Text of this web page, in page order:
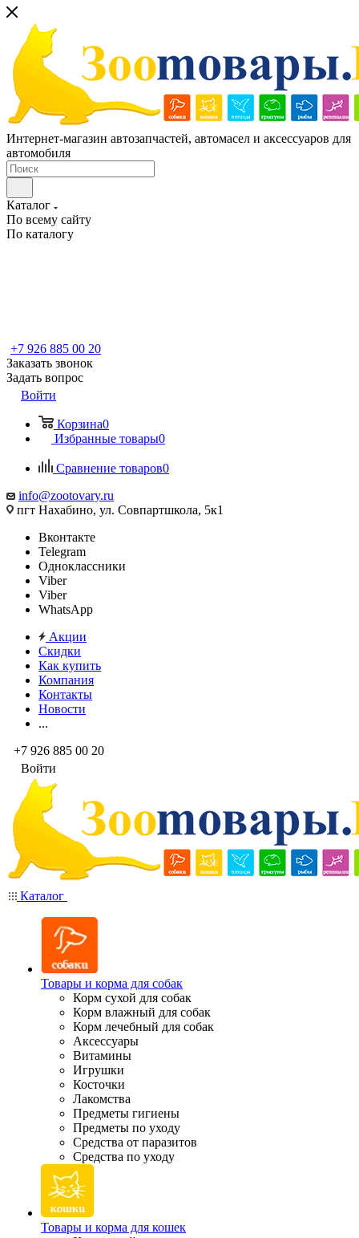
Интернет-магазин автозапчастей, автомасел и аксессуаров для
автомобиля
Каталог
По всему сайту
По каталогу
+7 926 885 00 20
Заказать звонок
Задать вопрос
Войти
Корзина0
Избранные товары0
Сравнение товаров0
info@zootovary.ru
пгт Нахабино, ул. Совпартшкола, 5к1
Вконтакте
Telegram
Одноклассники
Viber
Viber
WhatsApp
Акции
Скидки
Как купить
Компания
Контакты
Новости
...
+7 926 885 00 20
Войти
Каталог
Товары и корма для собак
Корм сухой для собак
Корм влажный для собак
Корм лечебный для собак
Аксессуары
Витамины
Игрушки
Косточки
Лакомства
Предметы гигиены
Предметы по уходу
Средства от паразитов
Средства по уходу
Товары и корма для кошек